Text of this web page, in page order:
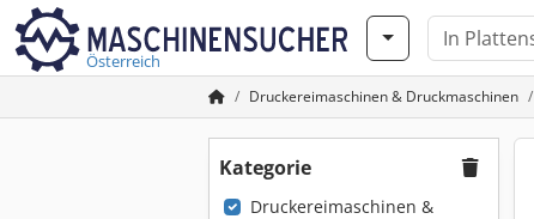
Österreich
Druckereimaschinen & Druckmaschinen
Kategorie
Druckereimaschinen &